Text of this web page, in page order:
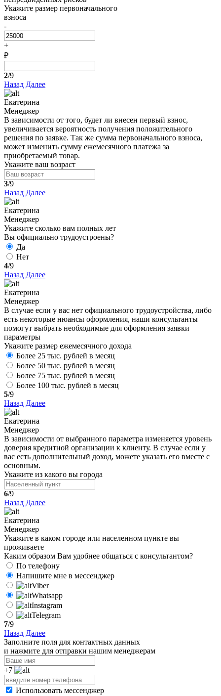
Укажите размер первоначального
взноса
-
+
₽
2/9
Назад Далее
Екатерина
Менеджер
В зависимости от того, будет ли внесен первый взнос,
увеличивается вероятность получения положительного
решения по заявке. Так же сумма первоначального взноса,
может изменить сумму ежемесячного платежа за
приобретаемый товар.
Укажите ваш возраст
3/9
Назад Далее
Екатерина
Менеджер
Укажите сколько вам полных лет
Вы официально трудоустроены?
Да
Нет
4/9
Назад Далее
Екатерина
Менеджер
В случае если у вас нет официального трудоустройства, либо
есть некоторые нюансы оформления, наши консультанты
помогут выбрать необходимые для оформления заявки
параметры
Укажите размер ежемесячного дохода
Более 25 тыс. рублей в месяц
Более 50 тыс. рублей в месяц
Более 75 тыс. рублей в месяц
Более 100 тыс. рублей в месяц
5/9
Назад Далее
Екатерина
Менеджер
В зависимости от выбранного параметра изменяется уровень
доверия кредитной организации к клиенту. В случае если у
вас есть дополнительный доход, можете указать его вместе с
основным.
Укажите из какого вы города
6/9
Назад Далее
Екатерина
Менеджер
Укажите в каком городе или населенном пункте вы
проживаете
Каким образом Вам удобнее общаться с консультантом?
По телефону
Напишите мне в мессенджер
Viber
Whatsapp
Instagram
Telegram
7/9
Назад Далее
Заполните поля для контактных данных
и нажмите для отправки нашим менеджерам
+7
Использовать мессенджер